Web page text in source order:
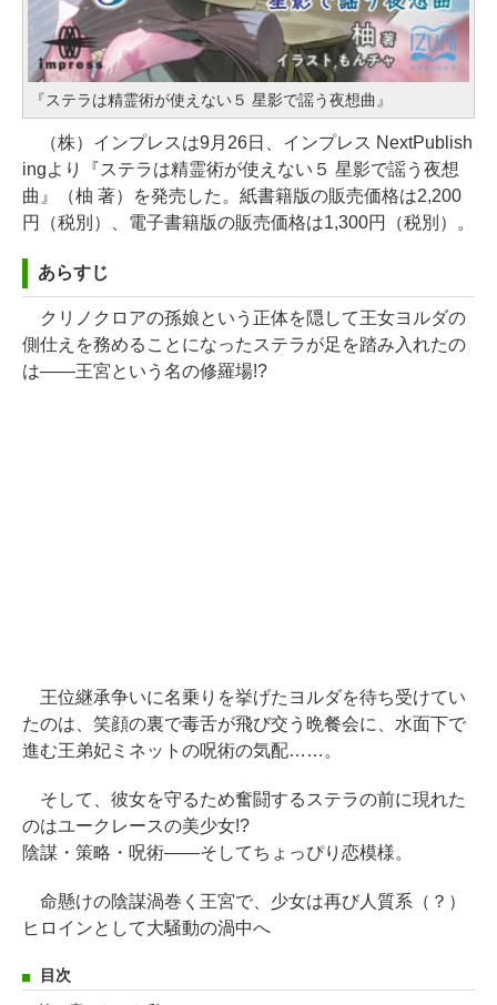
『ステラは精霊術が使えない５ 星影で謡う夜想曲』
（株）インプレスは9月26日、インプレス NextPublish
ingより『ステラは精霊術が使えない５ 星影で謡う夜想
曲』（柚 著）を発売した。紙書籍版の販売価格は2,200
円（税別）、電子書籍版の販売価格は1,300円（税別）。
あらすじ
クリノクロアの孫娘という正体を隠して王女ヨルダの
側仕えを務めることになったステラが足を踏み入れたの
は――王宮という名の修羅場!?
王位継承争いに名乗りを挙げたヨルダを待ち受けてい
たのは、笑顔の裏で毒舌が飛び交う晩餐会に、水面下で
進む王弟妃ミネットの呪術の気配……。
そして、彼女を守るため奮闘するステラの前に現れた
のはユークレースの美少女!?
陰謀・策略・呪術――そしてちょっぴり恋模様。
命懸けの陰謀渦巻く王宮で、少女は再び人質系（？）
ヒロインとして大騒動の渦中へ
目次